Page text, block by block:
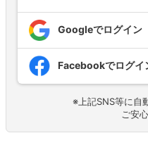
Googleでログイン
Facebookでログイ
※上記SNS等に自
ご安